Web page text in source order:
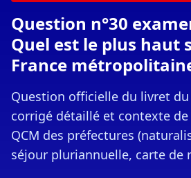
Question n°30
Quel est le plus haut
France
Question officielle du livret du
corrigé détaillé et contexte
QCM des préfectures
séjour pluriannuelle, carte de